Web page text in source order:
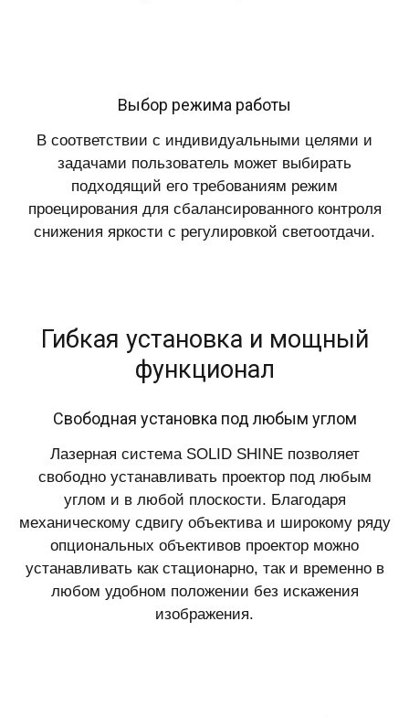
Выбор режима работы
В соответствии с индивидуальными целями и
задачами пользователь может выбирать
подходящий его требованиям режим
проецирования для сбалансированного контроля
снижения яркости с регулировкой светоотдачи.
Гибкая установка и мощный
функционал
Свободная установка под любым углом
Лазерная система SOLID SHINE позволяет
свободно устанавливать проектор под любым
углом и в любой плоскости. Благодаря
механическому сдвигу объектива и широкому ряду
опциональных объективов проектор можно
устанавливать как стационарно, так и временно в
любом удобном положении без искажения
изображения.